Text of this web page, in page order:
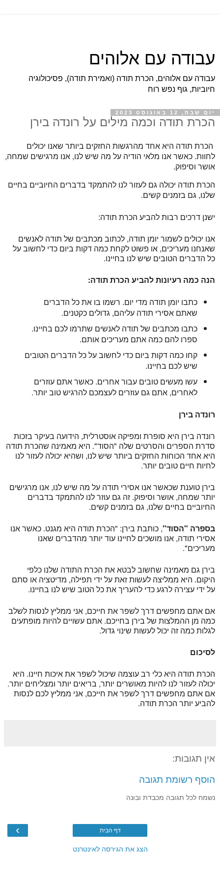
עבודה עם אלוהים
עבודה עם אלוהים, הכרת תודה (ואמירת תודה), פסיכולוגיה
חיוביות, גוף נפש רוח
יום שבת, 12 באוגוסט 2023
הכרת תודה וכמה מילים על רונדה בירן
הכרת תודה היא אחד מהרגשות החזקים ביותר שאנו יכולים
לחוות. כאשר אנו מלאי הודיה על מה שיש לנו, אנו מרגישים שמחה,
אושר וסיפוק.
הכרת תודה יכולה גם לעזור לנו להתמקד בדברים החיוביים בחיים
שלנו, גם בזמנים קשים.
ישנן דרכים רבות להביע הכרת תודה:
אנו יכולים לשמור יומן תודה, לכתוב מכתבים של תודה לאנשים
שאנחנו מעריכים, או פשוט לקחת כמה דקות ביום כדי לחשוב על
כל הדברים הטובים שיש לנו בחיינו.
הנה כמה רעיונות להביע הכרת תודה:
כתבו יומן תודה מדי יום. רשמו בו את כל הדברים
שאתם אסירי תודה עליהם, גדולים כקטנים.
כתבו מכתבים של תודה לאנשים שתרמו לכם בחיינו.
ספרו להם כמה אתם מעריכים אותם.
קחו כמה דקות ביום כדי לחשוב על כל הדברים הטובים
שיש לכם בחיינו.
עשו מעשים טובים עבור אחרים. כאשר אתם עוזרים
לאחרים, אתם גם עוזרים לעצמכם להרגיש טוב יותר.
רונדה בירן
רונדה בירן היא סופרת ומפיקה אוסטרלית, הידועה בעיקר בזכות
סדרת הספרים והסרטים שלה "הסוד". היא מאמינה שהכרת תודה
היא אחד הכוחות החזקים ביותר שיש לנו, ושהיא יכולה לעזור לנו
לחיות חיים טובים יותר.
בירן טוענת שכאשר אנו אסירי תודה על מה שיש לנו, אנו מרגישים
יותר שמחה, אושר וסיפוק. זה גם עוזר לנו להתמקד בדברים
החיוביים בחיים שלנו, גם בזמנים קשים.
בספרה "הסוד", כותבת בירן: "הכרת תודה היא מגנט. כאשר אנו
אסירי תודה, אנו מושכים לחיינו עוד יותר מהדברים שאנו
מעריכים".
בירן גם מאמינה שחשוב לבטא את הכרת התודה שלנו כלפי
היקום. היא ממליצה לעשות זאת על ידי תפילה, מדיטציה או סתם
על ידי עצירה לרגע כדי להעריך את כל הטוב שיש לנו בחיינו.
אם אתם מחפשים דרך לשפר את חייכם, אני ממליץ לנסות לשלב
כמה מן ההמלצות של בירן בחייכם. אתם עשויים להיות מופתעים
לגלות כמה זה יכול לעשות שינוי גדול.
לסיכום
הכרת תודה היא כלי רב עוצמה שיכול לשפר את איכות חיינו. היא
יכולה לעזור לנו להיות מאושרים יותר, בריאים יותר ומצליחים יותר.
אם אתם מחפשים דרך לשפר את חייכם, אני ממליץ לכם לנסות
להביע יותר הכרת תודה.
אין תגובות:
הוסף רשומת תגובה
נשמח לכל תגובה מכבדת ובונה
› דף הבית
הצג את הגירסה לאינטרנט